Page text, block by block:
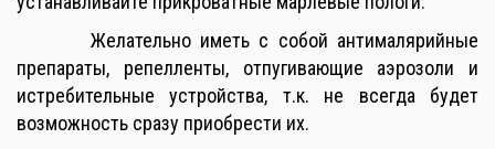
Желательно иметь с собой антималярийные
препараты, репелленты, отпугивающие аэрозоли и
истребительные устройства, т.к. не всегда будет
возможность сразу приобрести их.